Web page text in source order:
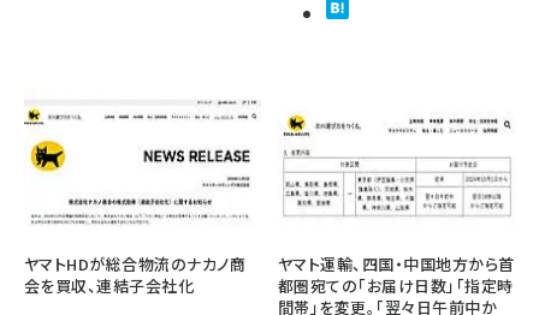
ヤマトHDが総合物流のナカノ商
会を買収、連結子会社化
ヤマト運輸、四国・中国地方から首
都圏宛ての「お届け日数」「指定時
間帯」を変更。「翌々日午前中か